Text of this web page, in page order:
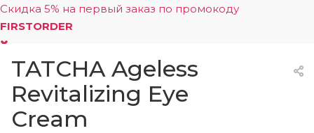
Скидка 5% на первый заказ по промокоду
FIRSTORDER
0
TATCHA Ageless
Revitalizing Eye
Cream